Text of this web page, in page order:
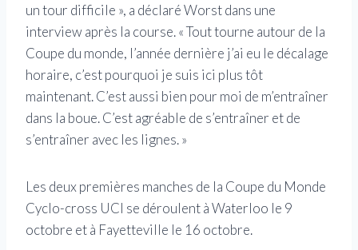
un tour difficile », a déclaré Worst dans une
interview après la course. « Tout tourne autour de la
Coupe du monde, l’année dernière j’ai eu le décalage
horaire, c’est pourquoi je suis ici plus tôt
maintenant. C’est aussi bien pour moi de m’entraîner
dans la boue. C’est agréable de s’entraîner et de
s’entraîner avec les lignes. »
Les deux premières manches de la Coupe du Monde
Cyclo-cross UCI se déroulent à Waterloo le 9
octobre et à Fayetteville le 16 octobre.